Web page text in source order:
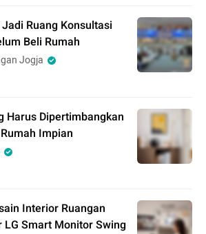
Ruang Konsultasi
Beli Rumah
Jogja
Harus Dipertimbangkan
Impian
Interior Ruangan
LG Smart Monitor Swing